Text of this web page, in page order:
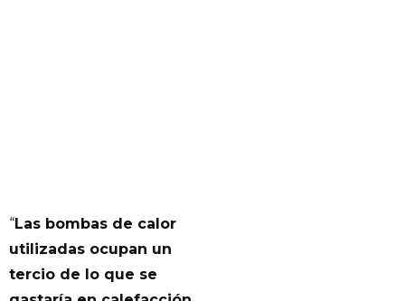
“Las bombas de calor
utilizadas ocupan un
tercio de lo que se